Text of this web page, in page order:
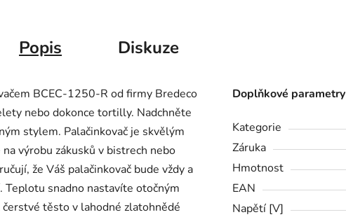
Popis Diskuze
BCEC-1250-R od firmy Bredeco
nebo dokonce tortilly. Nadchněte
stylem. Palačinkovač je skvělým
výrobu zákusků v bistrech nebo
že Váš palačinkovač bude vždy a
Teplotu snadno nastavíte otočným
těsto v lahodné zlatohnědé
Doplňkové parametry
Kategorie
Záruka
Hmotnost
EAN
Napětí [V]